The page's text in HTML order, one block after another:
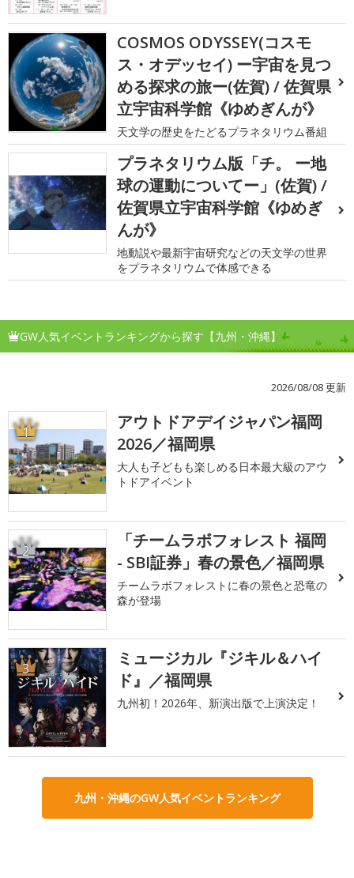
COSMOS ODYSSEY(コスモ
ス・オデッセイ) ー宇宙を見つ
める探求の旅ー(佐賀) / 佐賀県
立宇宙科学館《ゆめぎんが》
天文学の歴史をたどるプラネタリウム番組
プラネタリウム版「チ。 ー地
球の運動についてー」(佐賀) /
佐賀県立宇宙科学館《ゆめぎ
んが》
地動説や最新宇宙研究などの天文学の世界
をプラネタリウムで体感できる
GW人気イベントランキングから探す【九州・沖縄】
2026/08/08 更新
1
アウトドアデイジャパン福岡
2026／福岡県
大人も子どもも楽しめる日本最大級のアウ
トドアイベント
2
「チームラボフォレスト 福岡
- SBI証券」春の景色／福岡県
チームラボフォレストに春の景色と恐竜の
森が登場
3
ミュージカル『ジキル＆ハイ
ド』／福岡県
九州初！2026年、新演出版で上演決定！
九州・沖縄のGW人気イベントランキング